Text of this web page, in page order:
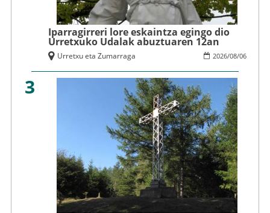
Iparragirreri lore eskaintza egingo dio
Urretxuko Udalak abuztuaren 12an
2026/08/06
Urretxu eta Zumarraga
3